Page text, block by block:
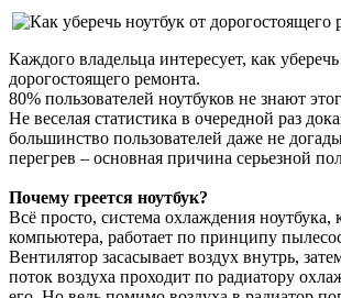
Каждого владельца интересует, как
дорогостоящего ремонта.
80% пользователей ноутбуков не знают
Не веселая статистика в очередной раз
большинство пользователей даже не
перегрев – основная причина серьезной
Почему греется ноутбук?
Всё просто, система охлаждения ноутбука,
компьютера, работает по принципу
Вентилятор засасывает воздух внутрь,
поток воздуха проходит по радиатору